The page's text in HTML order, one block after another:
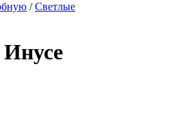
/Светлые
Инусе